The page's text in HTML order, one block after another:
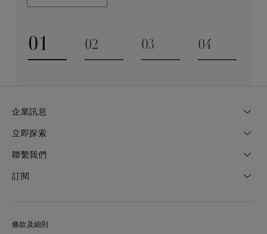
瞭解更多
探索更多
01
Go to slide 1
02
03
04
企業訊息
立即探索
聯繫我們
訂閱
條款及細則